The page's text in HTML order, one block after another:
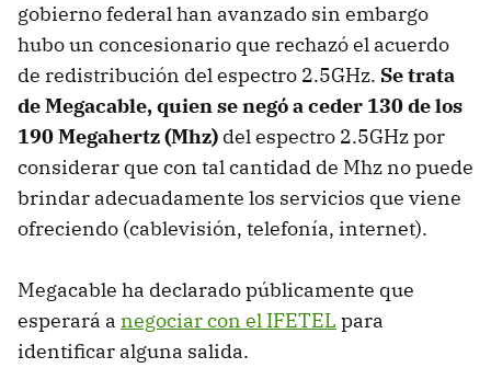
gobierno federal han avanzado sin embargo
hubo un concesionario que rechazó el acuerdo
de redistribución del espectro 2.5GHz. Se trata
de Megacable, quien se negó a ceder 130 de los
190 Megahertz (Mhz) del espectro 2.5GHz por
considerar que con tal cantidad de Mhz no puede
brindar adecuadamente los servicios que viene
ofreciendo (cablevisión, telefonía, internet).
Megacable ha declarado públicamente que
esperará a negociar con el IFETEL para
identificar alguna salida.